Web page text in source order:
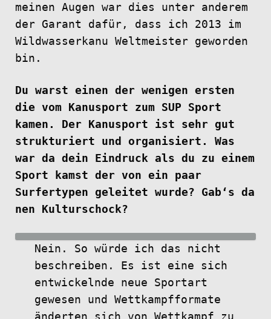
meinen Augen war dies unter anderem
der Garant dafür, dass ich 2013 im
Wildwasserkanu Weltmeister geworden
bin.
Du warst einen der wenigen ersten
die vom Kanusport zum SUP Sport
kamen. Der Kanusport ist sehr gut
strukturiert und organisiert. Was
war da dein Eindruck als du zu einem
Sport kamst der von ein paar
Surfertypen geleitet wurde? Gab‘s da
nen Kulturschock?
Nein. So würde ich das nicht
beschreiben. Es ist eine sich
entwickelnde neue Sportart
gewesen und Wettkampfformate
änderten sich von Wettkampf zu